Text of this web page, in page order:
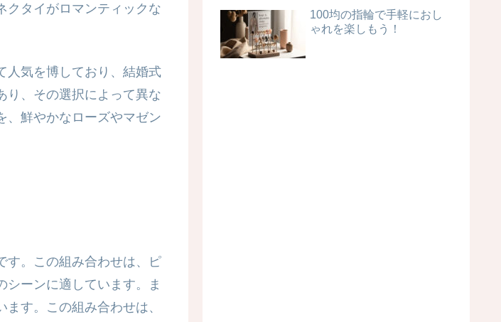
クタイがロマンティックな
人気を博しており、結婚式
り、その選択によって異な
、鮮やかなローズやマゼン
す。この組み合わせは、ピ
シーンに適しています。ま
す。この組み合わせは、
100均の指輪で手軽におし
ゃれを楽しもう！